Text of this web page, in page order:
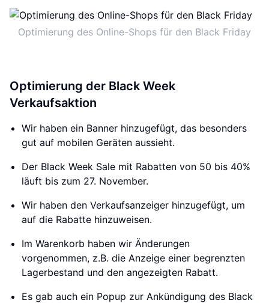
Optimierung des Online-Shops für den Black Friday
Optimierung der Black Week
Verkaufsaktion
Wir haben ein Banner hinzugefügt, das besonders
gut auf mobilen Geräten aussieht.
Der Black Week Sale mit Rabatten von 50 bis 40%
läuft bis zum 27. November.
Wir haben den Verkaufsanzeiger hinzugefügt, um
auf die Rabatte hinzuweisen.
Im Warenkorb haben wir Änderungen
vorgenommen, z.B. die Anzeige einer begrenzten
Lagerbestand und den angezeigten Rabatt.
Es gab auch ein Popup zur Ankündigung des Black